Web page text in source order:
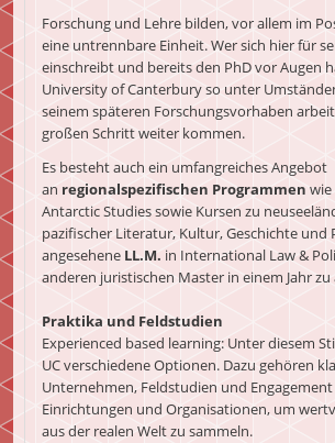
Forschung und Lehre bilden, vor allem im
eine untrennbare Einheit. Wer sich hier für
einschreibt und bereits den PhD vor Augen
University of Canterbury so unter
seinem späteren Forschungsvorhaben
großen Schritt weiter kommen.
Es besteht auch ein umfangreiches Angebot
an regionalspezifischen Programmen wie
Antarctic Studies sowie Kursen zu
pazifischer Literatur, Kultur, Geschichte und
angesehene LL.M. in International Law &
anderen juristischen Master in einem Jahr
Praktika und Feldstudien
Experienced based learning: Unter diesem
UC verschiedene Optionen. Dazu gehören
Unternehmen, Feldstudien und
Einrichtungen und Organisationen, um
aus der realen Welt zu sammeln.